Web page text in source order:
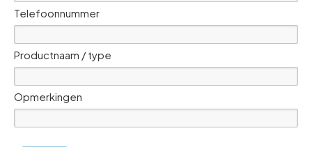
Telefoonnummer
Productnaam / type
Opmerkingen